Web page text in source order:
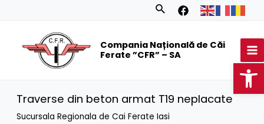
Search
Compania Națională de Căi
Ferate ”CFR” – SA
Traverse din beton armat T19 neplacate
Sucursala Regionala de Cai Ferate Iasi